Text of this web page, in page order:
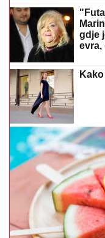
gdje
evra,